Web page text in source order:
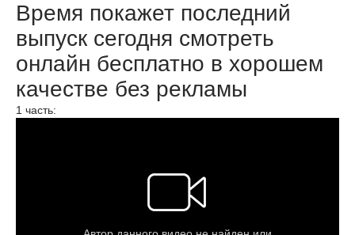
Время покажет последний
выпуск сегодня смотреть
онлайн бесплатно в хорошем
качестве без рекламы
1 часть: